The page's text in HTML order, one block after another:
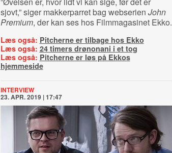
sjovt,” siger makkerparret bag webserien John
Premium, der kan ses hos Filmmagasinet Ekko.
Læs også: Pitcherne er tilbage hos Ekko
Læs også: 24 timers drønonani i et tog
Læs også: Pitcherne er løs på Ekkos
hjemmeside
INTERVIEW
23. APR. 2019 | 17:47